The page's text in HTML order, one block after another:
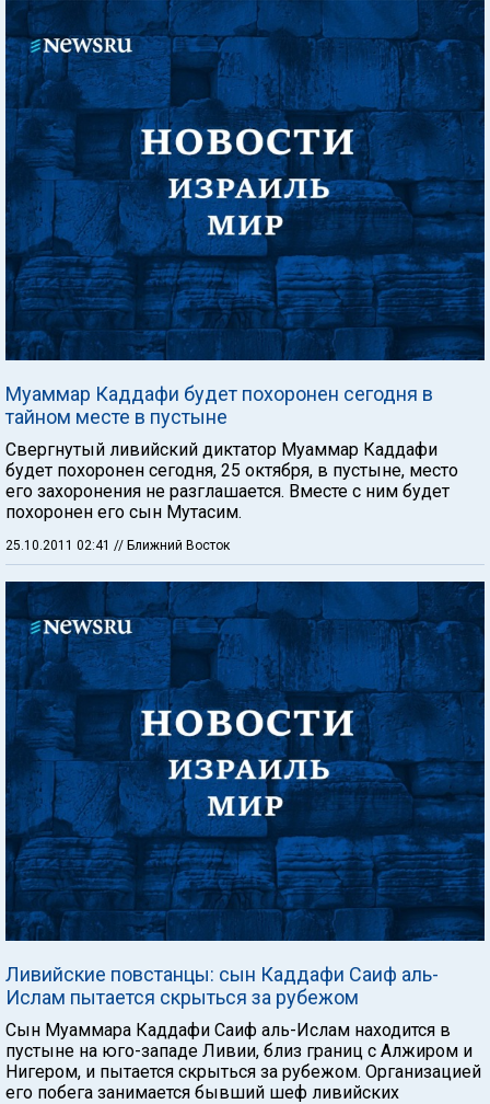
Муаммар Каддафи будет похоронен сегодня в
тайном месте в пустыне
Свергнутый ливийский диктатор Муаммар Каддафи
будет похоронен сегодня, 25 октября, в пустыне, место
его захоронения не разглашается. Вместе с ним будет
похоронен его сын Мутасим.
25.10.2011 02:41 // Ближний Восток
Ливийские повстанцы: сын Каддафи Саиф аль-
Ислам пытается скрыться за рубежом
Сын Муаммара Каддафи Саиф аль-Ислам находится в
пустыне на юго-западе Ливии, близ границ с Алжиром и
Нигером, и пытается скрыться за рубежом. Организацией
его побега занимается бывший шеф ливийских